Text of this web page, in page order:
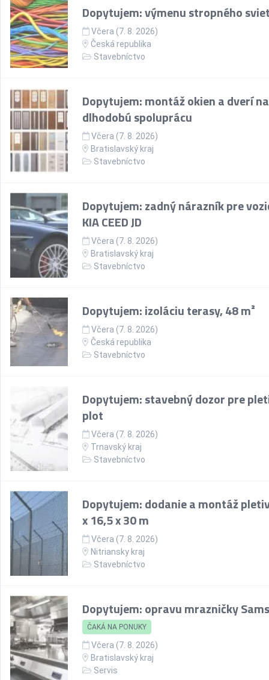
Dopytujem: výmenu stropného
Včera (7. 8. 2026)
Česká republika
Stavebníctvo
Dopytujem: montáž okien a dverí na
dlhodobú spoluprácu
Včera (7. 8. 2026)
Bratislavský kraj
Stavebníctvo
Dopytujem: zadný nárazník pre
KIA CEED JD
Včera (7. 8. 2026)
Bratislavský kraj
Stavebníctvo
Dopytujem: izoláciu terasy, 48 m²
Včera (7. 8. 2026)
Česká republika
Stavebníctvo
Dopytujem: stavebný dozor pre
plot
Včera (7. 8. 2026)
Trnavský kraj
Stavebníctvo
Dopytujem: dodanie a montáž
x 16,5 x 30 m
Včera (7. 8. 2026)
Nitriansky kraj
Stavebníctvo
Dopytujem: opravu mrazničky
ČAKÁ NA PONUKY
Včera (7. 8. 2026)
Bratislavský kraj
Servis